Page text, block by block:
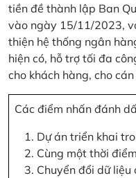
tiền đề thành lập Ban
vào ngày 15/11/2023,
thiện hệ thống ngân
hiện có, hỗ trợ tối đa
cho khách hàng, cho
Các điểm nhấn đánh
Dự án triển khai
Cùng một thời
Chuyển đổi dữ liệu